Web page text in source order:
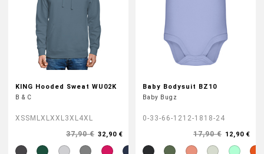
KING Hooded Sweat WU02K
B & C
XSS M LXLXXL3XL4XL
37,90 € 32,90 €
Baby Bodysuit BZ10
Baby Bugz
0-3 3-6 6-1212-18 18-24
17,90 € 12,90 €